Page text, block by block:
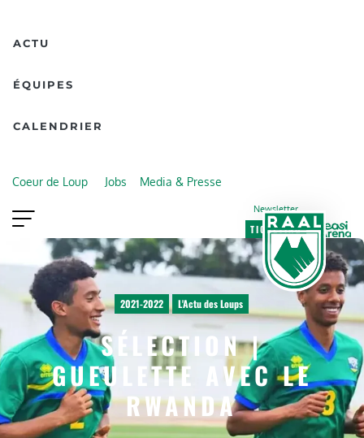
ACTU
ÉQUIPES
CALENDRIER
Coeur de Loup Jobs Media & Presse
Newsletter
TICKETING
VIP
FAN SHOP
2021-2022 L'Actu des Loups
SÉLECTION |
GUEULETTE AVEC LE
RWANDA